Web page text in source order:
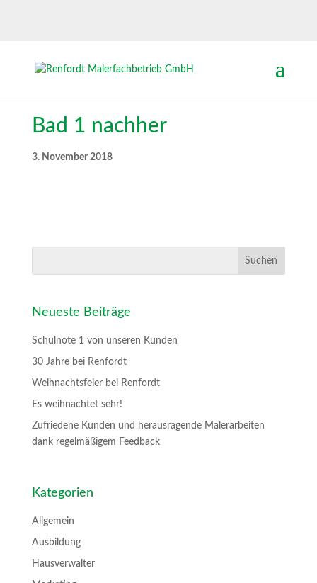
Bad 1 nachher
3. November 2018
Neueste Beiträge
Schulnote 1 von unseren Kunden
30 Jahre bei Renfordt
Weihnachtsfeier bei Renfordt
Es weihnachtet sehr!
Zufriedene Kunden und herausragende Malerarbeiten
dank regelmäßigem Feedback
Kategorien
Allgemein
Ausbildung
Hausverwalter